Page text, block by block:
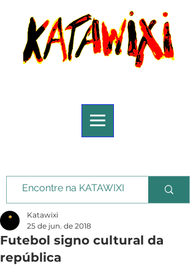
Futebol signo cultural da
república
Katawixi
25 de jun. de 2018